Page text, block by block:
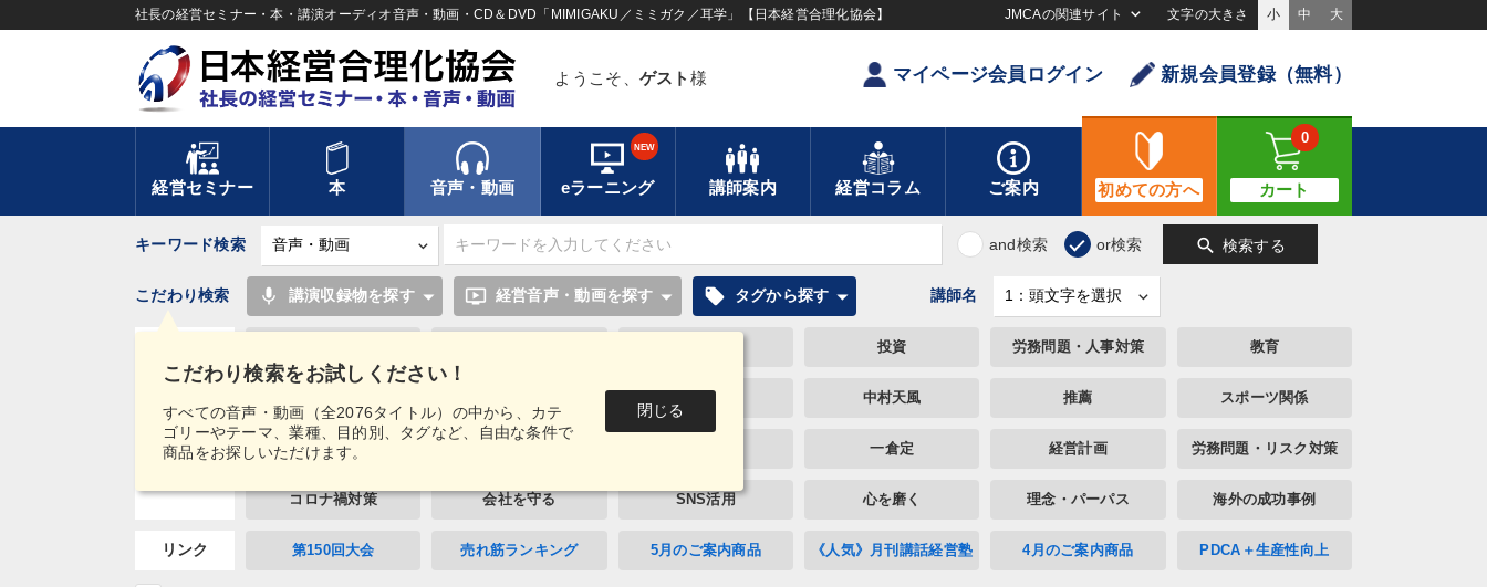
社長の経営セミナー・本・講演オーディオ音声・動画・CD＆DVD「MIMIGAKU／ミミガク／耳学」【日本経営合理化協会】 JMCAの関連サイト 文字の大きさ 小 中 大
ようこそ、 ゲスト 様 マイページ会員ログイン 新規会員登録（無料）
経営セミナー 本 音声・動画 eラーニング
NEW
講師案内 経営コラム ご案内 初めての方へ カート
0
キーワード検索 and検索 or検索 search 検索する
こだわり検索をお試しください！
すべての音声・動画（全2076タイトル）の中から、カテ
ゴリーやテーマ、業種、目的別、タグなど、自由な条件で
商品をお探しいただけます。
閉じる
こだわり検索 mic 講演収録物を探す ondemand_video 経営音声・動画を探す local_offer タグから探す 講師名
タグ・
キーワード
投資 労務問題・人事対策 教育
プロ経営者 中村天風 推薦 スポーツ関係
インフレ対策・値上げ 一倉定 経営計画 労務問題・リスク対策
コロナ禍対策 会社を守る SNS活用 心を磨く 理念・パーパス 海外の成功事例
リンク 第150回大会 売れ筋ランキング 5月のご案内商品 《人気》月刊講話経営塾 4月のご案内商品 PDCA＋生産性向上